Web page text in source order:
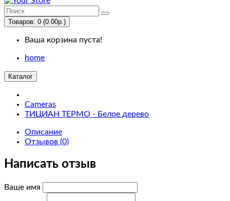
Товаров: 0 (0.00р.)
Ваша корзина пуста!
home
Каталог
About
Us
Desktops
Laptops
&
Notebooks
Windows
Macs
Cameras
ТИЦИАН ТЕРМО - Белое дерево
Описание
Отзывов (0)
Написать отзыв
Ваше имя